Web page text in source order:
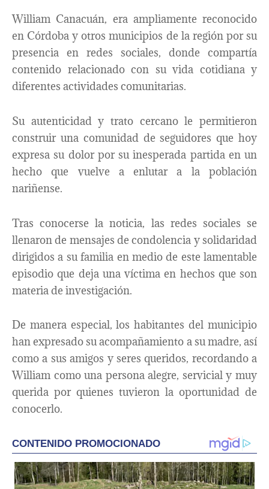
William Canacuán, era ampliamente reconocido
en Córdoba y otros municipios de la región por su
presencia en redes sociales, donde compartía
contenido relacionado con su vida cotidiana y
diferentes actividades comunitarias.
Su autenticidad y trato cercano le permitieron
construir una comunidad de seguidores que hoy
expresa su dolor por su inesperada partida en un
hecho que vuelve a enlutar a la población
nariñense.
Tras conocerse la noticia, las redes sociales se
llenaron de mensajes de condolencia y solidaridad
dirigidos a su familia en medio de este lamentable
episodio que deja una víctima en hechos que son
materia de investigación.
De manera especial, los habitantes del municipio
han expresado su acompañamiento a su madre, así
como a sus amigos y seres queridos, recordando a
William como una persona alegre, servicial y muy
querida por quienes tuvieron la oportunidad de
conocerlo.